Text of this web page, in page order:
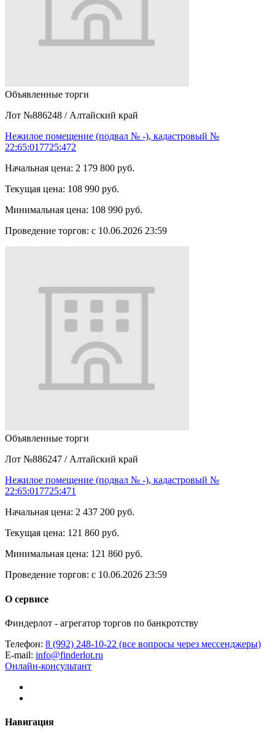
Объявленные торги
Лот №886248 / Алтайский край
Нежилое помещение (подвал № -), кадастровый №
22:65:017725:472
Начальная цена: 2 179 800 руб.
Текущая цена: 108 990 руб.
Минимальная цена: 108 990 руб.
Проведение торгов: с 10.06.2026 23:59
Объявленные торги
Лот №886247 / Алтайский край
Нежилое помещение (подвал № -), кадастровый №
22:65:017725:471
Начальная цена: 2 437 200 руб.
Текущая цена: 121 860 руб.
Минимальная цена: 121 860 руб.
Проведение торгов: с 10.06.2026 23:59
О сервисе
Финдерлот - агрегатор торгов по банкротству
Телефон: 8 (992) 248-10-22 (все вопросы через мессенджеры)
E-mail: info@finderlot.ru
Онлайн-консультант
Навигация